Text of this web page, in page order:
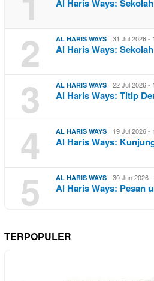
Al Haris Ways:
2 AL HARIS WAYS 31 Jul 2026 -
Al Haris Ways:
3 AL HARIS WAYS 22 Jul 2026 -
Al Haris Ways: Titip
4 AL HARIS WAYS 19 Jul 2026 -
Al Haris Ways:
5 AL HARIS WAYS 30 Jun 2026
Al Haris Ways: Pesan
TERPOPULER